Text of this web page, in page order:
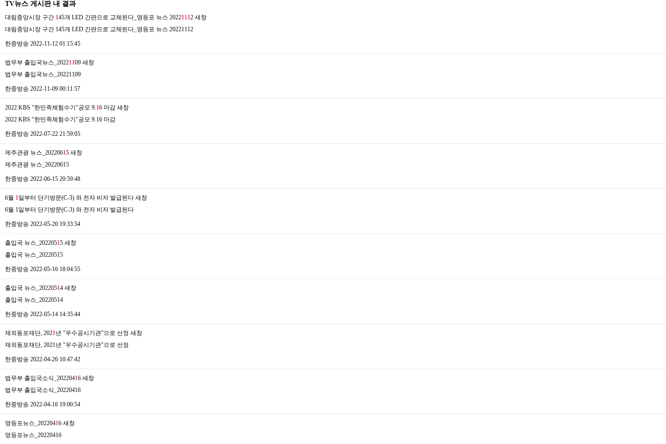
TV뉴스 게시판 내 결과
대림중앙시장 구간 145개 LED 간판으로 교체된다_영등포 뉴스 20221 1 12 새창
대림중앙시장 구간 145개 LED 간판으로 교체된다_영등포 뉴스 20221112
한중방송 2022-11-12 01:15:45
법무부 출입국뉴스_20221 109 새창
법무부 출입국뉴스_20221109
한중방송 2022-11-09 00:11:57
2022 KBS "한민족체험수기"공모 9. 16 마감 새창
2022 KBS "한민족체험수기"공모 9.16 마감
한중방송 2022-07-22 21:59:05
제주관광 뉴스_20220615 새창
제주관광 뉴스_20220615
한중방송 2022-06-15 20:59:48
6월 1 일부터 단기방문(C-3) 와 전자 비자 발급된다 새창
6월 1일부터 단기방문(C-3) 와 전자 비자 발급된다
한중방송 2022-05-20 19:33:54
출입국 뉴스_20220515 새창
출입국 뉴스_20220515
한중방송 2022-05-16 18:04:55
출입국 뉴스_20220514 새창
출입국 뉴스_20220514
한중방송 2022-05-14 14:35:44
재외동포재단, 2021 년 "우수공시기관"으로 선정 새창
재외동포재단, 2021년 "우수공시기관"으로 선정
한중방송 2022-04-26 10:47:42
법무부 출입국소식_20220416 새창
법무부 출입국소식_20220416
한중방송 2022-04-16 19:00:54
영등포뉴스_20220416 새창
영등포뉴스_20220416